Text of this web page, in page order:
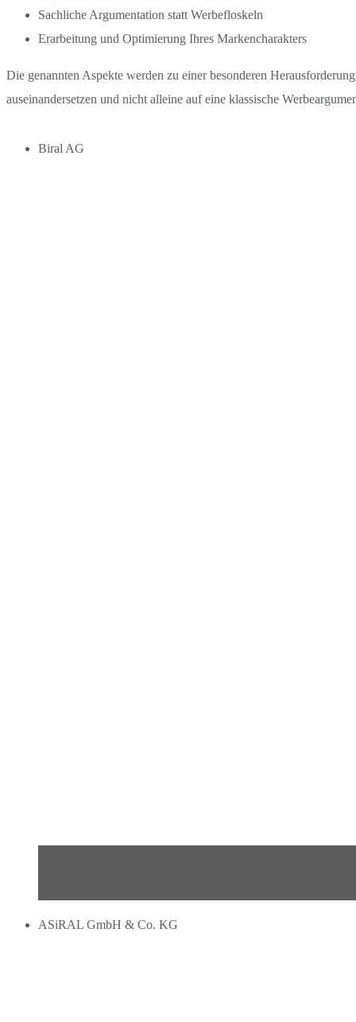
Sachliche Argumentation statt Werbefloskeln
Erarbeitung und Optimierung Ihres Markencharakters
Die genannten Aspekte werden zu einer besonderen
auseinandersetzen und nicht alleine auf eine klassische
Biral AG
ASiRAL GmbH & Co. KG